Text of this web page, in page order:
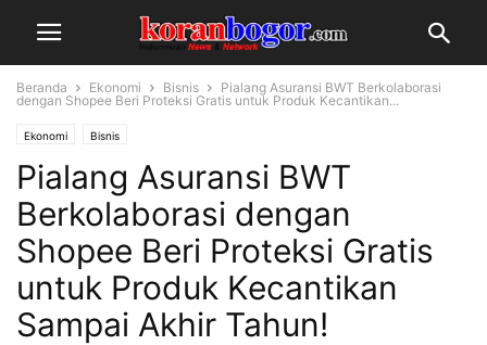
Beranda Ekonomi Bisnis
Pialang Asuransi BWT Berkolaborasi
dengan Shopee Beri Proteksi Gratis untuk Produk Kecantikan...
Ekonomi Bisnis
Pialang Asuransi BWT
Berkolaborasi dengan
Shopee Beri Proteksi Gratis
untuk Produk Kecantikan
Sampai Akhir Tahun!